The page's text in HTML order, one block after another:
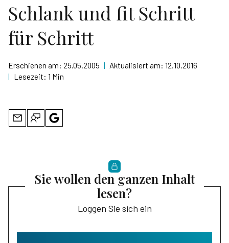
Schlank und fit Schritt
für Schritt
Erschienen am: 25.05.2005 | Aktualisiert am: 12.10.2016
| Lesezeit: 1 Min
Sie wollen den ganzen Inhalt
lesen?
Loggen Sie sich ein